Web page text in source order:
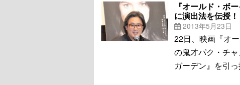
『オールド・ボ
に演出法を伝授！
2013年5月23日
22日、映画『オ
の鬼才パク・チ
ガーデン』を引っ